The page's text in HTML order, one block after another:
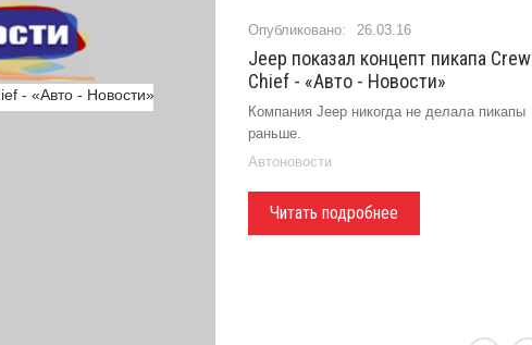
26.03.16
Jeep показал концепт пикапа Crew
Chief - «Авто - Новости»
Компания Jeep никогда не делала пикапы
раньше.
Автоновости
Читать подробнее